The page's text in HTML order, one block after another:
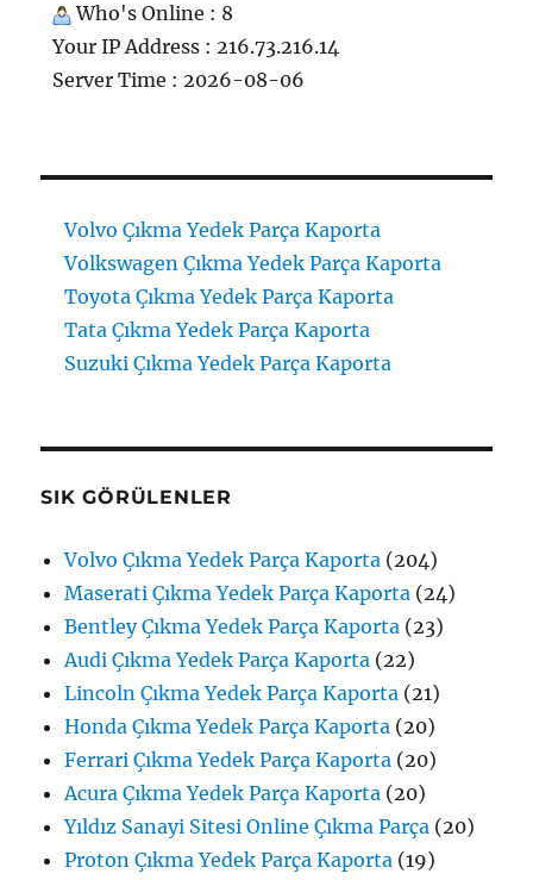
Who's Online : 8
Your IP Address : 216.73.216.14
Server Time : 2026-08-06
Volvo Çıkma Yedek Parça Kaporta
Volkswagen Çıkma Yedek Parça Kaporta
Toyota Çıkma Yedek Parça Kaporta
Tata Çıkma Yedek Parça Kaporta
Suzuki Çıkma Yedek Parça Kaporta
SIK GÖRÜLENLER
Volvo Çıkma Yedek Parça Kaporta (204)
Maserati Çıkma Yedek Parça Kaporta (24)
Bentley Çıkma Yedek Parça Kaporta (23)
Audi Çıkma Yedek Parça Kaporta (22)
Lincoln Çıkma Yedek Parça Kaporta (21)
Honda Çıkma Yedek Parça Kaporta (20)
Ferrari Çıkma Yedek Parça Kaporta (20)
Acura Çıkma Yedek Parça Kaporta (20)
Yıldız Sanayi Sitesi Online Çıkma Parça (20)
Proton Çıkma Yedek Parça Kaporta (19)